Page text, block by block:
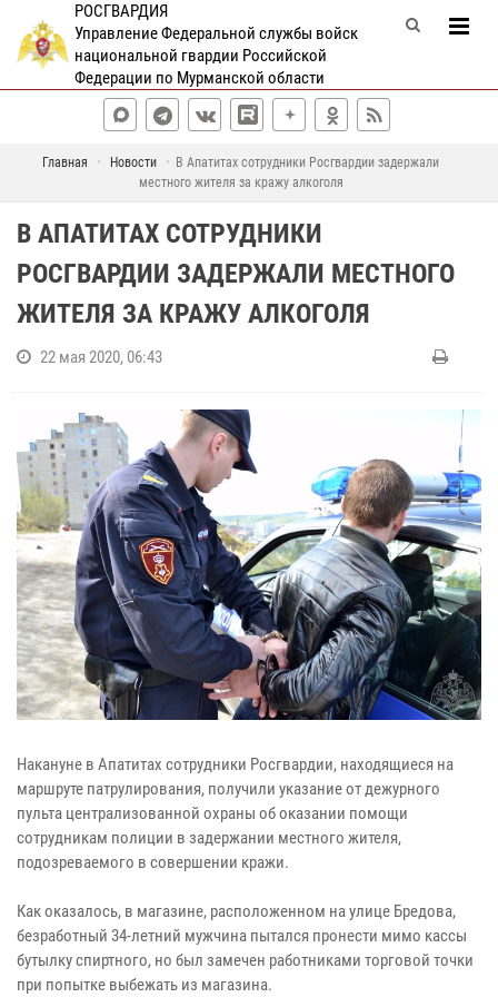
РОСГВАРДИЯ
Управление Федеральной службы войск
национальной гвардии Российской
Федерации по Мурманской области
Главная Новости
В Апатитах сотрудники Росгвардии задержали
местного жителя за кражу алкоголя
В АПАТИТАХ СОТРУДНИКИ
РОСГВАРДИИ ЗАДЕРЖАЛИ МЕСТНОГО
ЖИТЕЛЯ ЗА КРАЖУ АЛКОГОЛЯ
22 мая 2020, 06:43
Накануне в Апатитах сотрудники Росгвардии, находящиеся на
маршруте патрулирования, получили указание от дежурного
пульта централизованной охраны об оказании помощи
сотрудникам полиции в задержании местного жителя,
подозреваемого в совершении кражи.
Как оказалось, в магазине, расположенном на улице Бредова,
безработный 34-летний мужчина пытался пронести мимо кассы
бутылку спиртного, но был замечен работниками торговой точки
при попытке выбежать из магазина.